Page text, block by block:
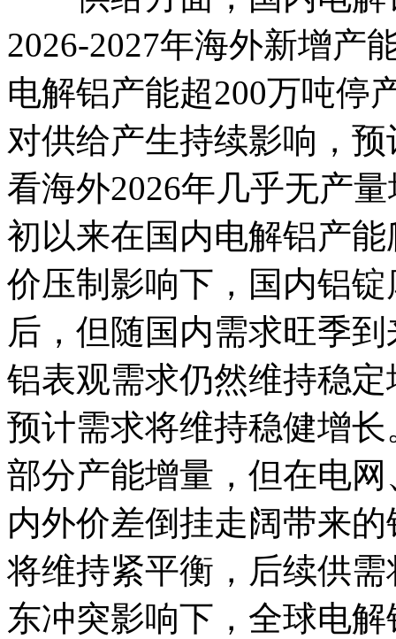
2026-2027年海外新增产
电解铝产能超200万吨停
对供给产生持续影响，
看海外2026年几乎无产
初以来在国内电解铝产
价压制影响下，国内铝
后，但随国内需求旺季
铝表观需求仍然维持稳
预计需求将维持稳健增
部分产能增量，但在电
内外价差倒挂走阔带来
将维持紧平衡，后续供
东冲突影响下，全球电